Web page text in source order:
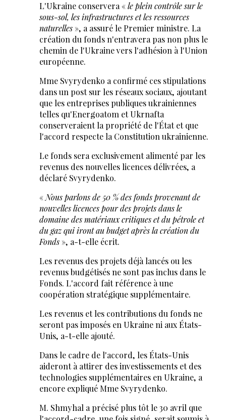
L'Ukraine conservera «le plein contrôle sur le
sous-sol, les infrastructures et les ressources
naturelles», a assuré le Premier ministre. La
création du fonds n'entravera pas non plus le
chemin de l'Ukraine vers l'adhésion à l'Union
européenne.
Mme Svyrydenko a confirmé ces stipulations
dans un post sur les réseaux sociaux, ajoutant
que les entreprises publiques ukrainiennes
telles qu'Energoatom et Ukrnafta
conserveraient la propriété de l'État et que
l'accord respecte la Constitution ukrainienne.
Le fonds sera exclusivement alimenté par les
revenus des nouvelles licences délivrées, a
déclaré Svyrydenko.
« Nous parlons de 50 % des fonds provenant de
nouvelles licences pour des projets dans le
domaine des matériaux critiques et du pétrole et
du gaz qui iront au budget après la création du
Fonds», a-t-elle écrit.
Les revenus des projets déjà lancés ou les
revenus budgétisés ne sont pas inclus dans le
Fonds. L'accord fait référence à une
coopération stratégique supplémentaire.
Les revenus et les contributions du fonds ne
seront pas imposés en Ukraine ni aux États-
Unis, a-t-elle ajouté.
Dans le cadre de l'accord, les États-Unis
aideront à attirer des investissements et des
technologies supplémentaires en Ukraine, a
encore expliqué Mme Svyrydenko.
M. Shmyhal a précisé plus tôt le 30 avril que